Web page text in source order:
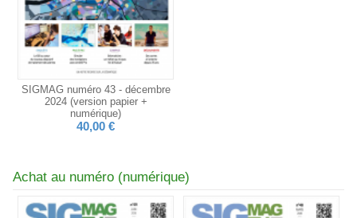
SIGMAG numéro 43 - décembre
2024 (version papier +
numérique)
40,00 €
Achat au numéro (numérique)